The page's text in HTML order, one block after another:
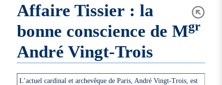
Affaire Tissier : la
bonne conscience de Mgr
André Vingt-Trois
L’actuel cardinal et archevêque de Paris, André Vingt-Trois, est